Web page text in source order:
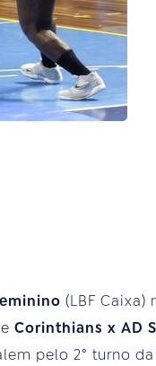
(LBF Caixa)
Corinthians x AD
pelo 2° turno